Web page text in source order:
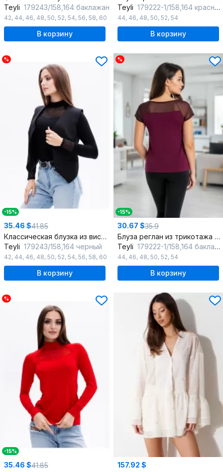
Teyli 179243/158,164 баклажан
42, 44, 46, 48, 50, 52, 54, 56, 58, 60
В корзину
Teyli 179222-1/158,164 красный
44, 46, 48, 50, 52, 54
В корзину
%
-15%
35.46 $41.85
Классическая блузка из вискозы с полупрозрачными манжетами
Teyli 179243/158,164 черный
42, 44, 46, 48, 50, 52, 54, 56, 58, 60
В корзину
%
-15%
30.67 $35.9
Блуза реглан из трикотажа с полупрозрачными деталями
Teyli 179222-1/158,164 баклажан
44, 46, 48, 50, 52, 54
В корзину
%
-15%
35.46 $41.85
157.92 $